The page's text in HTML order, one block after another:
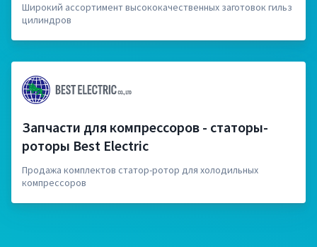
Широкий ассортимент высококачественных заготовок гильз
цилиндров
Запчасти для компрессоров - статоры-
роторы Best Electric
Продажа комплектов статор-ротор для холодильных
компрессоров